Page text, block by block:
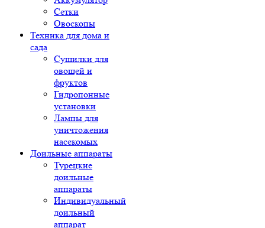
Сетки
Овоскопы
Техника для дома и
сада
Сушилки для
овощей и
фруктов
Гидропонные
установки
Лампы для
уничтожения
насекомых
Доильные аппараты
Турецкие
доильные
аппараты
Индивидуальный
доильный
аппарат